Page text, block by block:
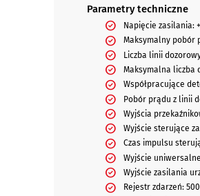
Parametry techniczne
Napięcie zasilania:
Maksymalny pobór
Liczba linii
Maksymalna liczba
Współpracujące
Pobór prądu z linii
Wyjścia
Wyjście sterujące
Czas impulsu
Wyjście
Wyjście zasilania
Rejestr zdarzeń: